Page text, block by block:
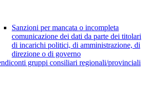
Sanzioni per mancata o incompleta
comunicazione dei dati da parte dei titolari
di incarichi politici, di amministrazione, di
direzione o di governo
gruppi consiliari regionali/provinciali